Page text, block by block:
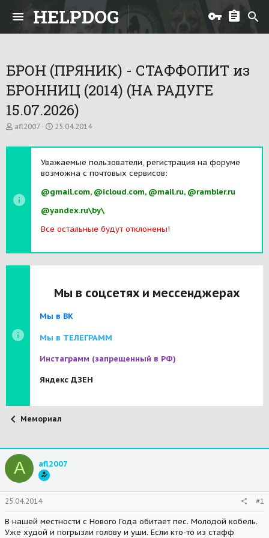
HELPDOG
БРОН (ПРЯНИК) - СТАФФОПИТ из
БРОННИЦ (2014) (НА РАДУГЕ
15.07.2026)
А
т
м
ы
afl2007
Д
т
н
а
а
а
25.04.2014
Уважаемые пользователи, регистрация на форуме
возможна с почтовых сервисов:
@gmail.com, @icloud.com, @mail.ru, @rambler.ru
@yandex.ru\by\
Все остальные будут отклонены!
Мы в соцсетях и мессенджерах
Мы в ВК
Мы в ТЕЛЕГРАММ
Инстаграмм (запрещенный в РФ)
Яндекс ДЗЕН
Мемориал
A afl2007
25.04.2014 #1
В нашей местности с Нового Года обитает пес. Молодой кобель.
Уже худой и погрызли голову и уши. Если кто-то из стафф